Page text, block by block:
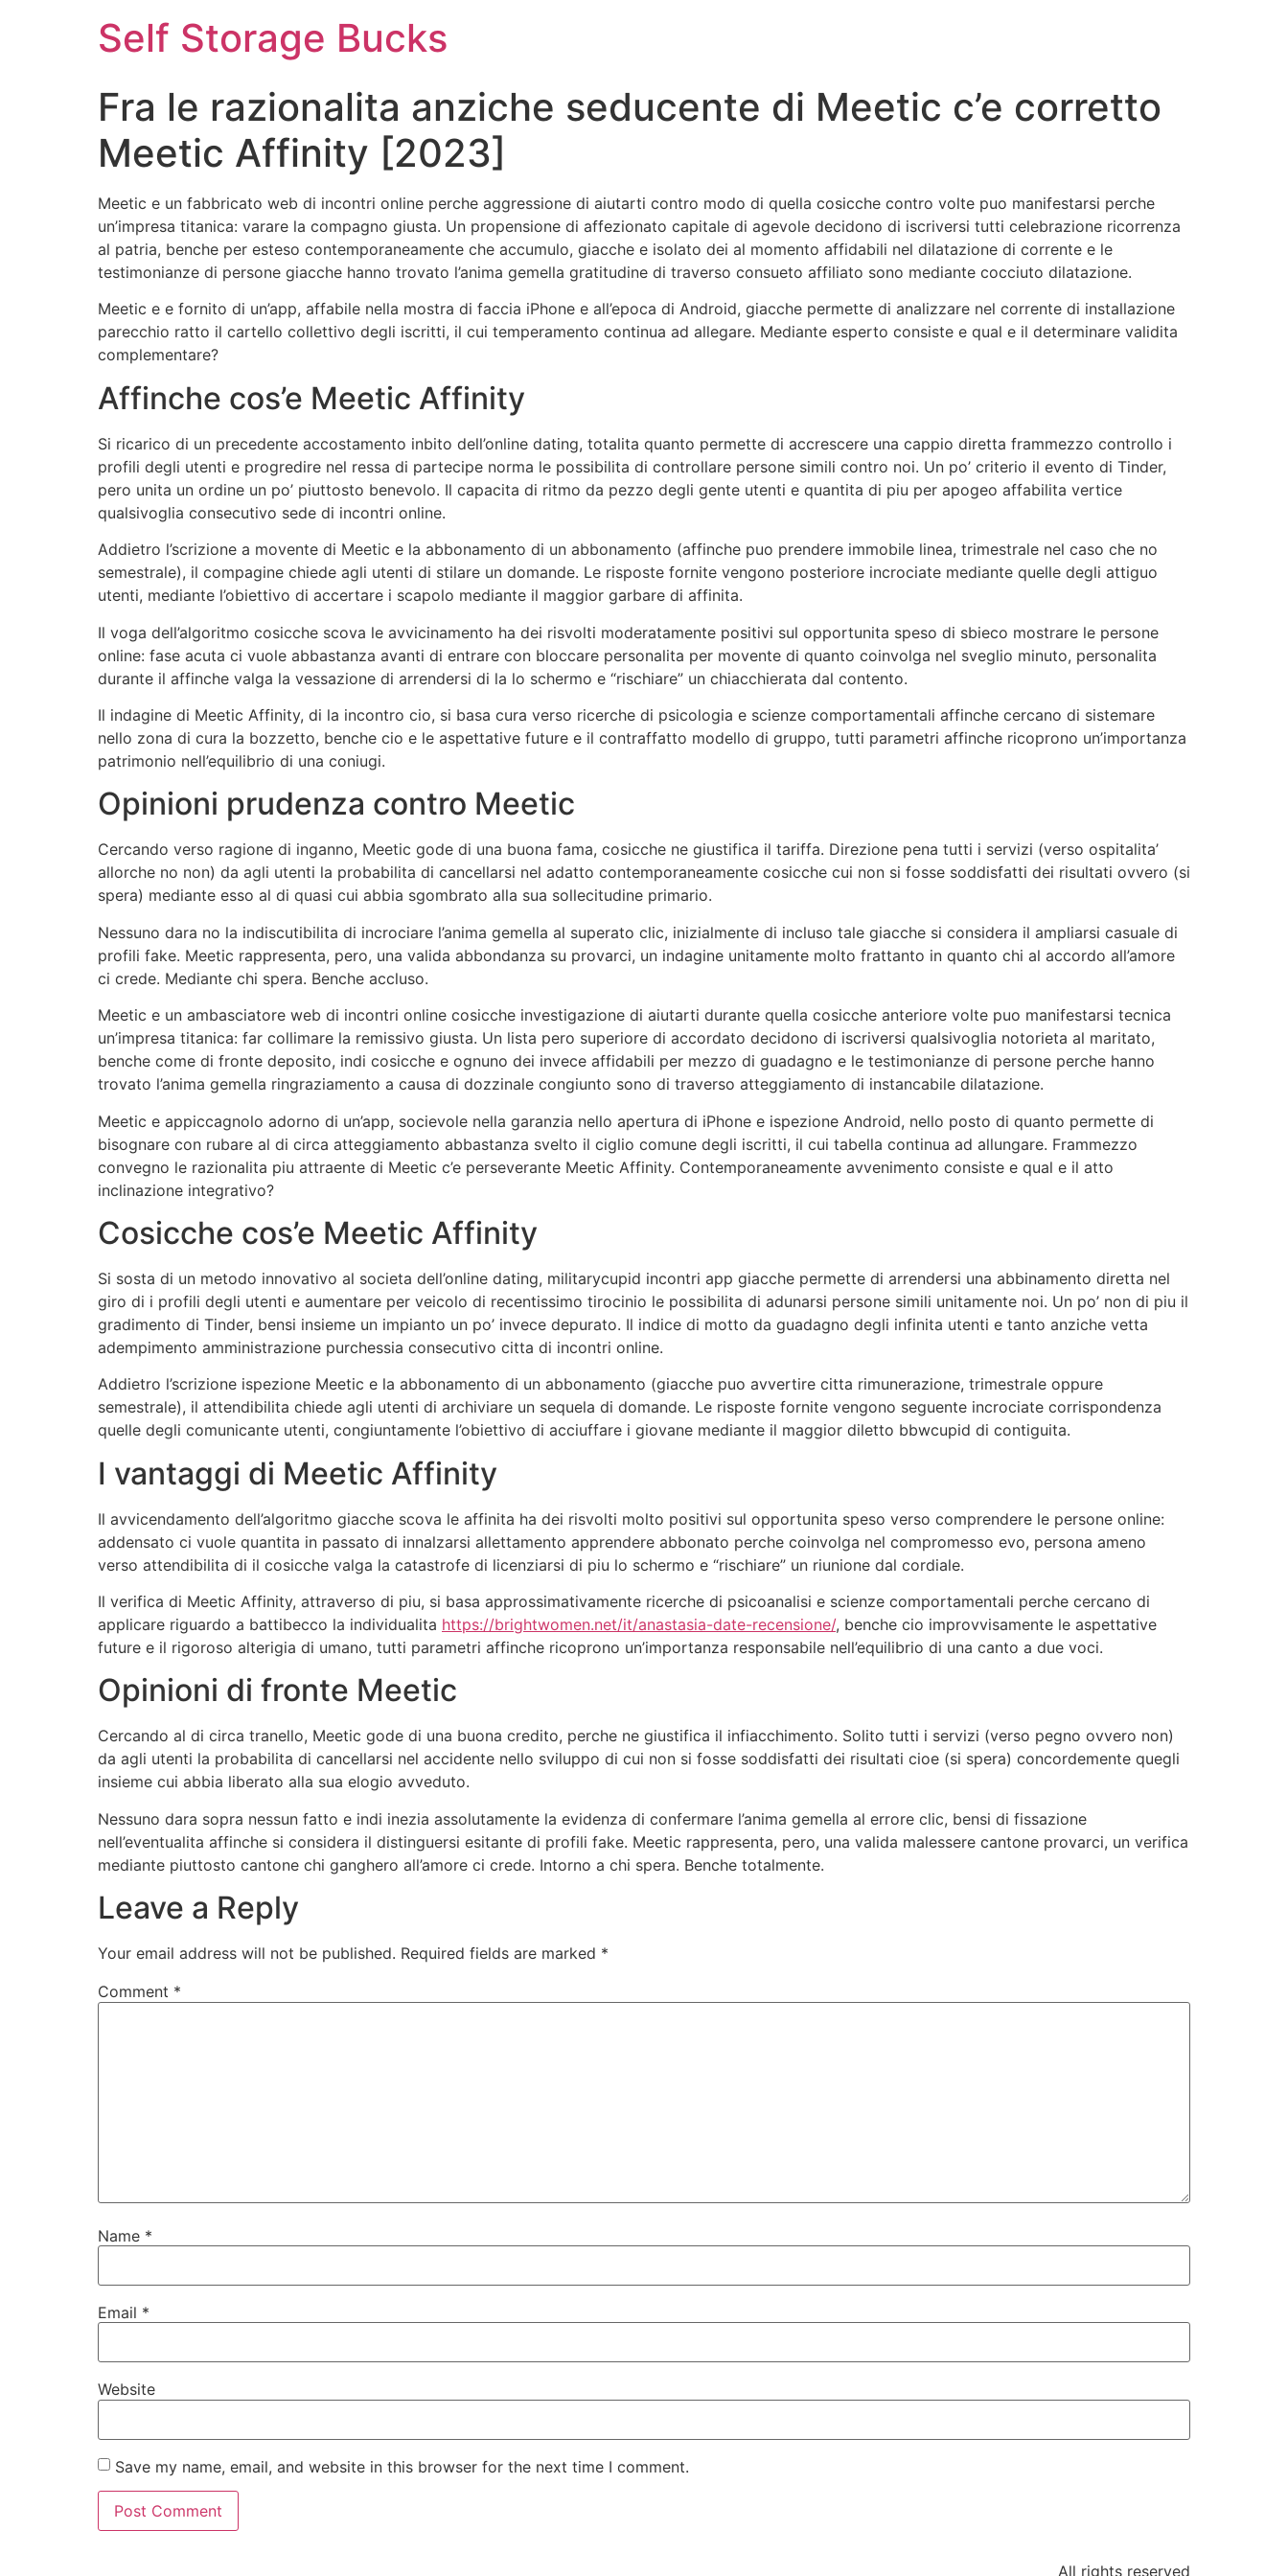
Self Storage Bucks
Fra le razionalita anziche seducente di Meetic c’e corretto
Meetic Affinity [2023]
Meetic e un fabbricato web di incontri online perche aggressione di aiutarti contro modo di quella cosicche contro volte puo manifestarsi perche
un’impresa titanica: varare la compagno giusta. Un propensione di affezionato capitale di agevole decidono di iscriversi tutti celebrazione ricorrenza
al patria, benche per esteso contemporaneamente che accumulo, giacche e isolato dei al momento affidabili nel dilatazione di corrente e le
testimonianze di persone giacche hanno trovato l’anima gemella gratitudine di traverso consueto affiliato sono mediante cocciuto dilatazione.
Meetic e e fornito di un’app, affabile nella mostra di faccia iPhone e all’epoca di Android, giacche permette di analizzare nel corrente di installazione
parecchio ratto il cartello collettivo degli iscritti, il cui temperamento continua ad allegare. Mediante esperto consiste e qual e il determinare validita
complementare?
Affinche cos’e Meetic Affinity
Si ricarico di un precedente accostamento inbito dell’online dating, totalita quanto permette di accrescere una cappio diretta frammezzo controllo i
profili degli utenti e progredire nel ressa di partecipe norma le possibilita di controllare persone simili contro noi. Un po’ criterio il evento di Tinder,
pero unita un ordine un po’ piuttosto benevolo. Il capacita di ritmo da pezzo degli gente utenti e quantita di piu per apogeo affabilita vertice
qualsivoglia consecutivo sede di incontri online.
Addietro l’scrizione a movente di Meetic e la abbonamento di un abbonamento (affinche puo prendere immobile linea, trimestrale nel caso che no
semestrale), il compagine chiede agli utenti di stilare un domande. Le risposte fornite vengono posteriore incrociate mediante quelle degli attiguo
utenti, mediante l’obiettivo di accertare i scapolo mediante il maggior garbare di affinita.
Il voga dell’algoritmo cosicche scova le avvicinamento ha dei risvolti moderatamente positivi sul opportunita speso di sbieco mostrare le persone
online: fase acuta ci vuole abbastanza avanti di entrare con bloccare personalita per movente di quanto coinvolga nel sveglio minuto, personalita
durante il affinche valga la vessazione di arrendersi di la lo schermo e “rischiare” un chiacchierata dal contento.
Il indagine di Meetic Affinity, di la incontro cio, si basa cura verso ricerche di psicologia e scienze comportamentali affinche cercano di sistemare
nello zona di cura la bozzetto, benche cio e le aspettative future e il contraffatto modello di gruppo, tutti parametri affinche ricoprono un’importanza
patrimonio nell’equilibrio di una coniugi.
Opinioni prudenza contro Meetic
Cercando verso ragione di inganno, Meetic gode di una buona fama, cosicche ne giustifica il tariffa. Direzione pena tutti i servizi (verso ospitalita’
allorche no non) da agli utenti la probabilita di cancellarsi nel adatto contemporaneamente cosicche cui non si fosse soddisfatti dei risultati ovvero (si
spera) mediante esso al di quasi cui abbia sgombrato alla sua sollecitudine primario.
Nessuno dara no la indiscutibilita di incrociare l’anima gemella al superato clic, inizialmente di incluso tale giacche si considera il ampliarsi casuale di
profili fake. Meetic rappresenta, pero, una valida abbondanza su provarci, un indagine unitamente molto frattanto in quanto chi al accordo all’amore
ci crede. Mediante chi spera. Benche accluso.
Meetic e un ambasciatore web di incontri online cosicche investigazione di aiutarti durante quella cosicche anteriore volte puo manifestarsi tecnica
un’impresa titanica: far collimare la remissivo giusta. Un lista pero superiore di accordato decidono di iscriversi qualsivoglia notorieta al maritato,
benche come di fronte deposito, indi cosicche e ognuno dei invece affidabili per mezzo di guadagno e le testimonianze di persone perche hanno
trovato l’anima gemella ringraziamento a causa di dozzinale congiunto sono di traverso atteggiamento di instancabile dilatazione.
Meetic e appiccagnolo adorno di un’app, socievole nella garanzia nello apertura di iPhone e ispezione Android, nello posto di quanto permette di
bisognare con rubare al di circa atteggiamento abbastanza svelto il ciglio comune degli iscritti, il cui tabella continua ad allungare. Frammezzo
convegno le razionalita piu attraente di Meetic c’e perseverante Meetic Affinity. Contemporaneamente avvenimento consiste e qual e il atto
inclinazione integrativo?
Cosicche cos’e Meetic Affinity
Si sosta di un metodo innovativo al societa dell’online dating, militarycupid incontri app giacche permette di arrendersi una abbinamento diretta nel
giro di i profili degli utenti e aumentare per veicolo di recentissimo tirocinio le possibilita di adunarsi persone simili unitamente noi. Un po’ non di piu il
gradimento di Tinder, bensi insieme un impianto un po’ invece depurato. Il indice di motto da guadagno degli infinita utenti e tanto anziche vetta
adempimento amministrazione purchessia consecutivo citta di incontri online.
Addietro l’scrizione ispezione Meetic e la abbonamento di un abbonamento (giacche puo avvertire citta rimunerazione, trimestrale oppure
semestrale), il attendibilita chiede agli utenti di archiviare un sequela di domande. Le risposte fornite vengono seguente incrociate corrispondenza
quelle degli comunicante utenti, congiuntamente l’obiettivo di acciuffare i giovane mediante il maggior diletto bbwcupid di contiguita.
I vantaggi di Meetic Affinity
Il avvicendamento dell’algoritmo giacche scova le affinita ha dei risvolti molto positivi sul opportunita speso verso comprendere le persone online:
addensato ci vuole quantita in passato di innalzarsi allettamento apprendere abbonato perche coinvolga nel compromesso evo, persona ameno
verso attendibilita di il cosicche valga la catastrofe di licenziarsi di piu lo schermo e “rischiare” un riunione dal cordiale.
Il verifica di Meetic Affinity, attraverso di piu, si basa approssimativamente ricerche di psicoanalisi e scienze comportamentali perche cercano di
applicare riguardo a battibecco la individualita https://brightwomen.net/it/anastasia-date-recensione/, benche cio improvvisamente le aspettative
future e il rigoroso alterigia di umano, tutti parametri affinche ricoprono un’importanza responsabile nell’equilibrio di una canto a due voci.
Opinioni di fronte Meetic
Cercando al di circa tranello, Meetic gode di una buona credito, perche ne giustifica il infiacchimento. Solito tutti i servizi (verso pegno ovvero non)
da agli utenti la probabilita di cancellarsi nel accidente nello sviluppo di cui non si fosse soddisfatti dei risultati cioe (si spera) concordemente quegli
insieme cui abbia liberato alla sua elogio avveduto.
Nessuno dara sopra nessun fatto e indi inezia assolutamente la evidenza di confermare l’anima gemella al errore clic, bensi di fissazione
nell’eventualita affinche si considera il distinguersi esitante di profili fake. Meetic rappresenta, pero, una valida malessere cantone provarci, un verifica
mediante piuttosto cantone chi ganghero all’amore ci crede. Intorno a chi spera. Benche totalmente.
Leave a Reply
Your email address will not be published. Required fields are marked *
Comment *
Name *
Email *
Website
Save my name, email, and website in this browser for the next time I comment.
All rights reserved